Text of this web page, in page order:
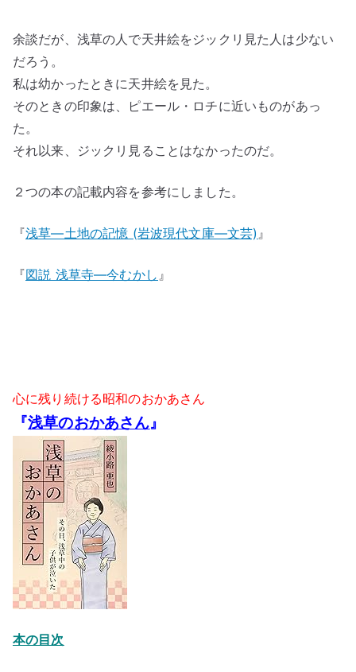
余談だが、浅草の人で天井絵をジックリ見た人は少ない
だろう。
私は幼かったときに天井絵を見た。
そのときの印象は、ピエール・ロチに近いものがあっ
た。
それ以来、ジックリ見ることはなかったのだ。
２つの本の記載内容を参考にしました。
『浅草―土地の記憶 (岩波現代文庫―文芸) 』
『図説 浅草寺―今むかし 』
心に残り続ける昭和のおかあさん
『浅草のおかあさん』
本の目次